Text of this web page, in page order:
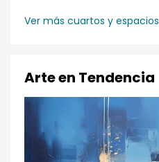
Ver más cuartos y espacios
Arte en Tendencia